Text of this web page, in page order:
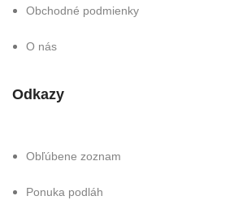
Obchodné podmienky
O nás
Odkazy
Obľúbene zoznam
Ponuka podláh